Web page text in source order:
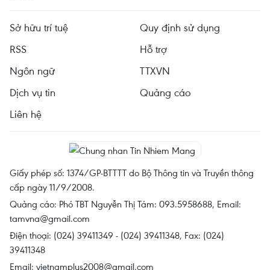
Sở hữu trí tuệ
Quy định sử dụng
RSS
Hỗ trợ
Ngôn ngữ
TTXVN
Dịch vụ tin
Quảng cáo
Liên hệ
Giấy phép số: 1374/GP-BTTTT do Bộ Thông tin và Truyền thông
cấp ngày 11/9/2008.
Quảng cáo: Phó TBT Nguyễn Thị Tám: 093.5958688, Email:
tamvna@gmail.com
Điện thoại: (024) 39411349 - (024) 39411348, Fax: (024)
39411348
Email: vietnamplus2008@gmail.com